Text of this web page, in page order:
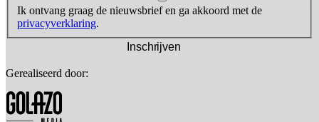
Ik ontvang graag de nieuwsbrief en ga akkoord met de
privacyverklaring.
Inschrijven
Gerealiseerd door: